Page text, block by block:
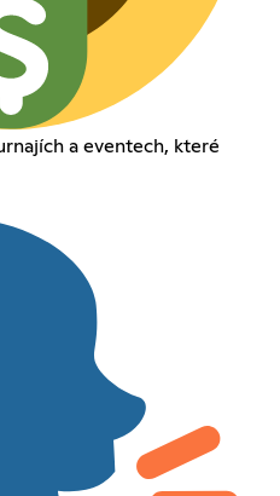
a eventech, které